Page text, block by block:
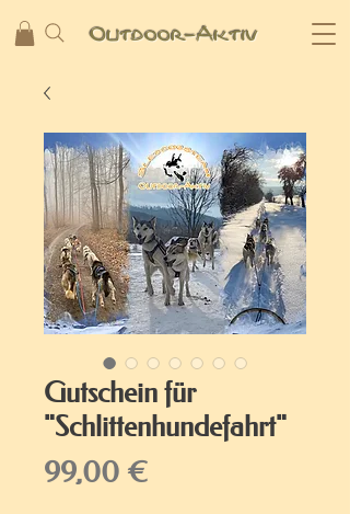
Outdoor-Aktiv
Gutschein für
"Schlittenhundefahrt"
99,00 €Preis